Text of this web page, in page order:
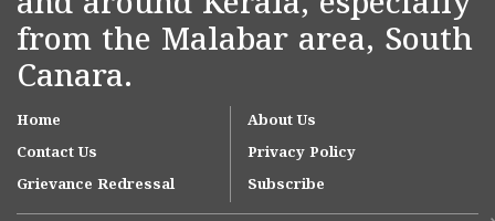
from the Malabar area, South
Canara.
Home
About Us
Contact Us
Privacy Policy
Grievance Redressal
Subscribe